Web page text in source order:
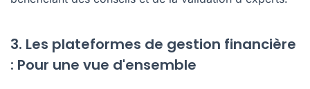
: Pour une vue d'ensemble
Pour les entreprises dont les besoins dépassent la